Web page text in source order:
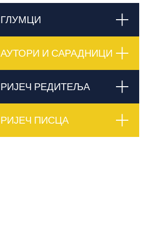
ГЛУМЦИ
АУТОРИ И САРАДНИЦИ
РИЈЕЧ РЕДИТЕЉА
РИЈЕЧ ПИСЦА